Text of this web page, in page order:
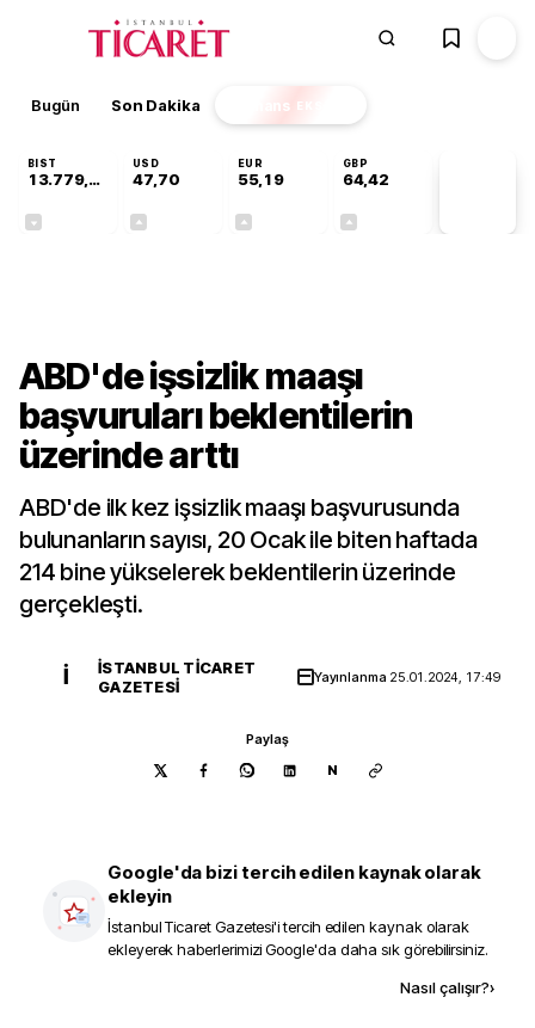
Bugün Son Dakika Finans EKSTRA
BIST
13.779,39
USD
47,70
EUR
55,19
GBP
64,42
ABD'de işsizlik maaşı
başvuruları beklentilerin
üzerinde arttı
ABD'de ilk kez işsizlik maaşı başvurusunda
bulunanların sayısı, 20 Ocak ile biten haftada
214 bine yükselerek beklentilerin üzerinde
gerçekleşti.
İ
İSTANBUL TICARET
GAZETESI
Yayınlanma 25.01.2024, 17:49
Paylaş
N
Google'da bizi tercih edilen kaynak olarak
ekleyin
İstanbul Ticaret Gazetesi'i tercih edilen kaynak olarak
ekleyerek haberlerimizi Google'da daha sık görebilirsiniz.
Nasıl çalışır?›